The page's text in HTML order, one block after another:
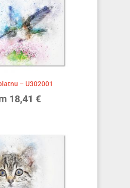
– U302001
18,41 €